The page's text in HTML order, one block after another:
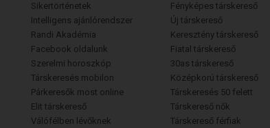
Sikertörténetek
Intelligens ajánlórendszer
Randi Akadémia
Facebook oldalunk
Szerelmi horoszkóp
Társkeresés mobilon
Párkeresők most online
Elit társkereső
Válófélben lévőknek
Fényképes társkereső
Új társkereső
Keresztény társkereső
Fiatal társkereső
30as társkereső
Középkorú társkereső
Társkeresés 50 felett
Társkereső nők
Társkereső férfiak